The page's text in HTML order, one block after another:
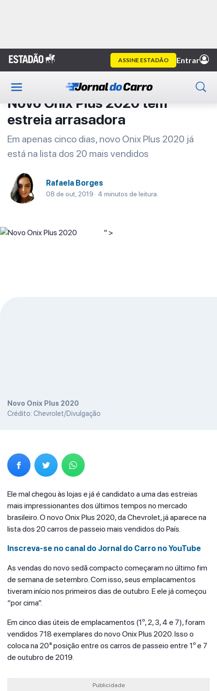
Primeira Classe
Novo Onix Plus 2020 tem
estreia arrasadora
Em apenas cinco dias, novo Onix Plus 2020 já
está na lista dos 20 mais vendidos
Rafaela Borges
08 de out, 2019 · 4 minutos de leitura.
" >
Novo Onix Plus 2020
Crédito: Chevrolet/Divulgação
Ele mal chegou às lojas e já é candidato a uma das estreias
mais impressionantes dos últimos tempos no mercado
brasileiro. O novo Onix Plus 2020, da Chevrolet, já aparece na
lista dos 20 carros de passeio mais vendidos do País.
Inscreva-se no canal do Jornal do Carro no YouTube
As vendas do novo sedã compacto começaram no último fim
de semana de setembro. Com isso, seus emplacamentos
tiveram início nos primeiros dias de outubro. E ele já começou
“por cima”.
Em cinco dias úteis de emplacamentos (1º, 2, 3, 4 e 7), foram
vendidos 718 exemplares do novo Onix Plus 2020. Isso o
coloca na 20ª posição entre os carros de passeio entre 1º e 7
de outubro de 2019.
Publicidade